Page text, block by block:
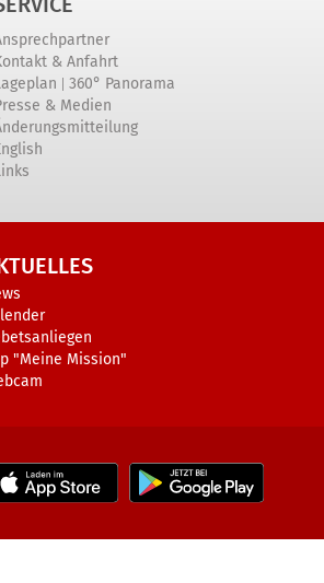
& Anfahrt
| 360° Panorama
& Medien
"Meine Mission"